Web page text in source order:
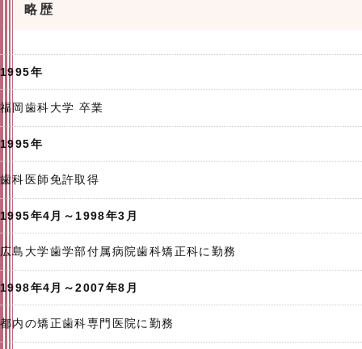
略歴
1995年
福岡歯科大学 卒業
1995年
歯科医師免許取得
1995年4月～1998年3月
広島大学歯学部付属病院歯科矯正科に勤務
1998年4月～2007年8月
都内の矯正歯科専門医院に勤務